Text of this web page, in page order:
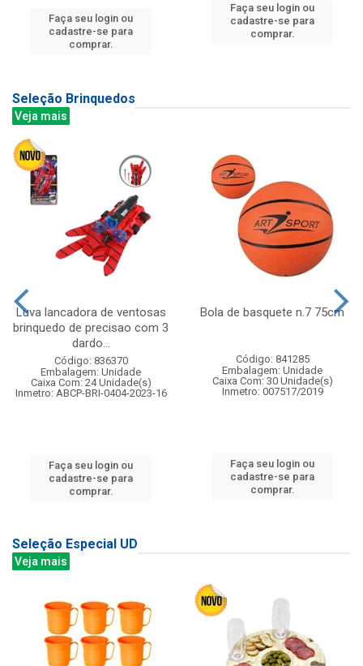
Faça seu login ou
cadastre-se para
comprar.
Faça seu login ou
cadastre-se para
comprar.
Seleção Brinquedos
Veja mais
Luva lancadora de ventosas
brinquedo de precisao com 3
dardo...
Código: 836370
Embalagem: Unidade
Caixa Com: 24 Unidade(s)
Inmetro: ABCP-BRI-0404-2023-16
Faça seu login ou
cadastre-se para
comprar.
Bola de basquete n.7 75cm
Código: 841285
Embalagem: Unidade
Caixa Com: 30 Unidade(s)
Inmetro: 007517/2019
Faça seu login ou
cadastre-se para
comprar.
Seleção Especial UD
Veja mais